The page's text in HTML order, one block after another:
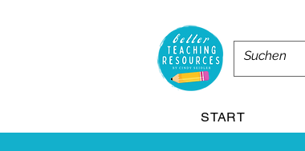
START